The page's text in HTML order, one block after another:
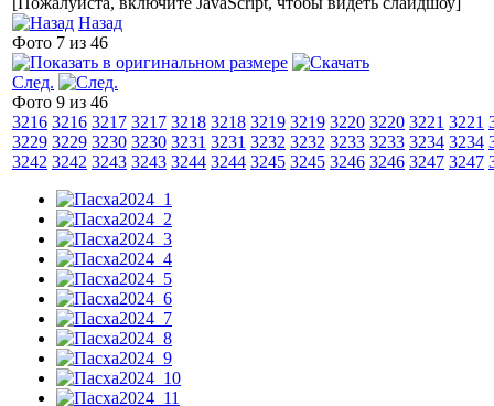
Назад
Фото 7 из 46
След.
Фото 9 из 46
3216 3216 3217 3217 3218 3218 3219 3219 3220 3220 3221 3221
3229 3229 3230 3230 3231 3231 3232 3232 3233 3233 3234 3234
3242 3242 3243 3243 3244 3244 3245 3245 3246 3246 3247 3247